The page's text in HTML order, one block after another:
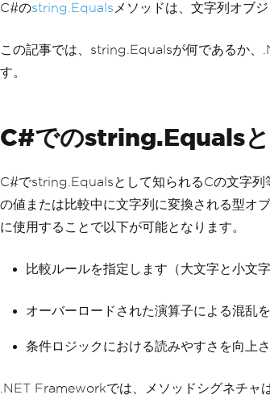
C#のstring.Equals メソッドは、文字列オブ
この記事では、string.Equalsが何であるか、
す。
C#でのstring.Equalsと
C#でstring.Equalsとして知られるCの文字列
の値または比較中に文字列に変換される型オ
に使用することで以下が可能となります。
比較ルールを指定します（大文字と小文
オーバーロードされた演算子による混乱を
条件ロジックにおける読みやすさを向上さ
.NET Frameworkでは、メソッドシグネチャ